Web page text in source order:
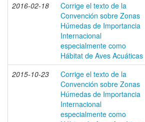
2016-02-18
Corrige el texto de la
Convención sobre Zonas
Húmedas de Importancia
Internacional
especialmente como
Hábitat de Aves Acuáticas
2015-10-23
Corrige el texto de la
Convención sobre Zonas
Húmedas de Importancia
Internacional
especialmente como